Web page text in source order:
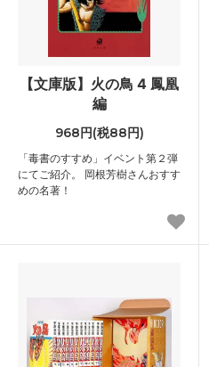
【文庫版】火の鳥 4 鳳凰
編
968円(税88円)
「毒書のすすめ」イベント第２弾
にてご紹介。 岡根芳樹さんおすす
めの名著！